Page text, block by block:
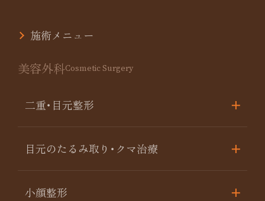
施術メニュー
美容外科Cosmetic Surgery
二重･目元整形
目元のたるみ取り･クマ治療
小顔整形